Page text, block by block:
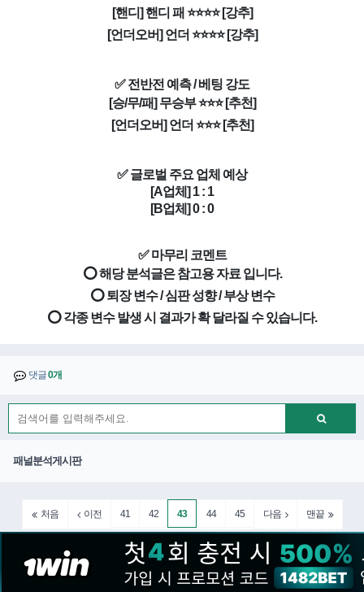
[핸디] 핸디 패 ⭐⭐⭐⭐ [강추]
[언더오버] 언더 ⭐⭐⭐⭐ [강추]
✅ 전반전 예측 / 베팅 강도
[승/무/패] 무승부 ⭐⭐⭐ [추천]
[언더오버] 언더 ⭐⭐⭐ [추천]
✅ 글로벌 주요 업체 예상
[A업체] 1 : 1
[B업체] 0 : 0
✅ 마무리 코멘트
⭕ 해당 분석글은 참고용 자료 입니다.
⭕ 퇴장 변수 / 심판 성향 / 부상 변수
⭕ 각종 변수 발생 시 결과가 확 달라질 수 있습니다.
댓글0개
패널분석게시판
처음 이전 41 42 43 44 45 다음 맨끝